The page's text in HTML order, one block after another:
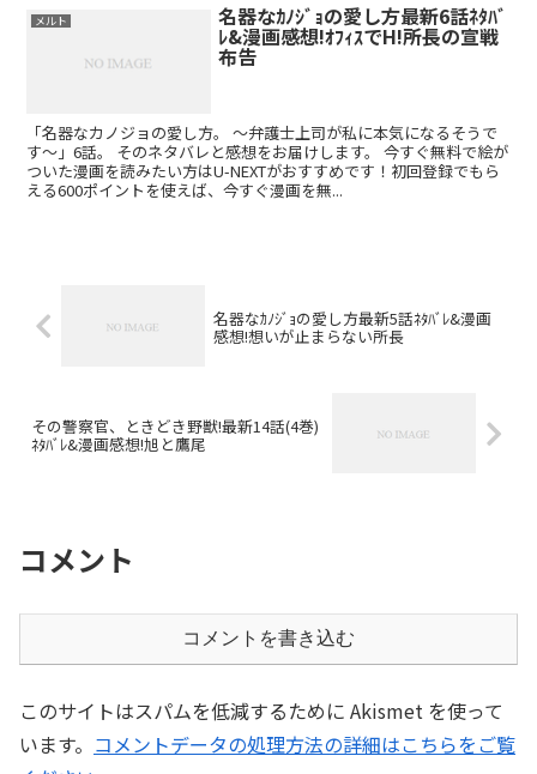
メルト 名器なｶﾉｼﾞｮの愛し方最新6話ﾈﾀﾊﾞ
ﾚ&漫画感想!ｵﾌｨｽでH!所長の宣戦
布告
「名器なカノジョの愛し方。 ～弁護士上司が私に本気になるそうで
す～」6話。 そのネタバレと感想をお届けします。 今すぐ無料で絵が
ついた漫画を読みたい方はU-NEXTがおすすめです！初回登録でもら
える600ポイントを使えば、今すぐ漫画を無...
名器なｶﾉｼﾞｮの愛し方最新5話ﾈﾀﾊﾞﾚ&漫画
感想!想いが止まらない所長
その警察官、ときどき野獣!最新14話(4巻)
ﾈﾀﾊﾞﾚ&漫画感想!旭と鷹尾
コメント
コメントを書き込む
このサイトはスパムを低減するために Akismet を使って
います。 コメントデータの処理方法の詳細はこちらをご覧